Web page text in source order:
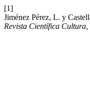
[1]
Jiménez Pérez, L. y
Revista Científica